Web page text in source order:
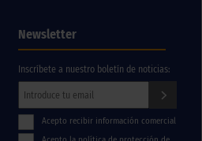
Newsletter
Inscríbete a nuestro boletín de noticias:
Acepto recibir información comercial